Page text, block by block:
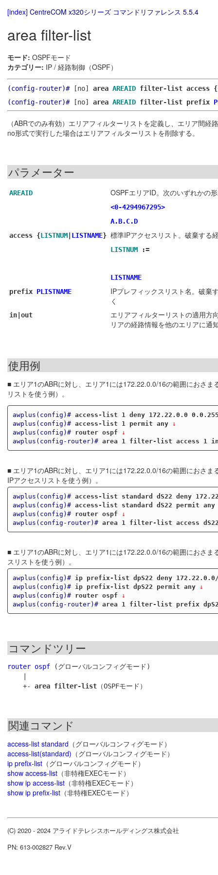
[index] CentreCOM x320シリーズ コマンドリファレンス 5.5.4
area filter-list
モード: OSPFモード
カテゴリー: IP / 経路制御（OSPF）
(config-router)#[no] area AREAID filter-list access {
(config-router)#[no] area AREAID filter-list prefix
（ABRでのみ有効）エリアフィルターリストを定義し、エリア間
no形式で実行した場合はエリアフィルターリストを削除する。
パラメーター
AREAID OSPFエリアID。次のいずれかの
<0-4294967295>
A.B.C.D
access {LISTNUM LISTNAME} 標準IPアクセスリスト。破棄する
LISTNUM :=
LISTNAME
prefix PLISTNAME
IPプレフィックスリスト名。破棄
く
in|out
エリアフィルターリストの適用方
リアの経路情報を他のエリアに通
使用例
■ エリア1のABRに対し、エリア1には172.22.0.0/16の範囲におさ
リストを使う例）。
awplus(config)# access-list 1 deny 172.22.0.0
awplus(config)# access-list 1 permit any ↓
awplus(config)#
router ospf ↓
awplus(config-router)# area 1 filter-list access 1
■ エリア1のABRに対し、エリア1には172.22.0.0/16の範囲におさ
IPアクセスリストを使う例）。
awplus(config)# access-list standard dS22 deny
awplus(config)# access-list standard dS22 permit any
awplus(config)#
router ospf ↓
awplus(config-router)# area 1 filter-list access
■ エリア1のABRに対し、エリア1には172.22.0.0/16の範囲におさ
スリストを使う例）。
awplus(config)#
ip prefix-list dpS22 deny
awplus(config)#
ip prefix-list dpS22 permit any ↓
awplus(config)#
router ospf ↓
awplus(config-router)# area 1 filter-list prefix
コマンドツリー
router ospf (グローバルコンフィグモード)
    +-
area filter-list
関連コマンド
access-list standard （グローバルコンフィグモード）
access-list(standard) （グローバルコンフィグモード）
ip prefix-list （グローバルコンフィグモード）
show access-list （非特権EXECモード）
show ip access-list （非特権EXECモード）
show ip prefix-list （非特権EXECモード）
(C) 2020 - 2024 アライドテレシスホールディングス株式会社
PN: 613-002827 Rev.V